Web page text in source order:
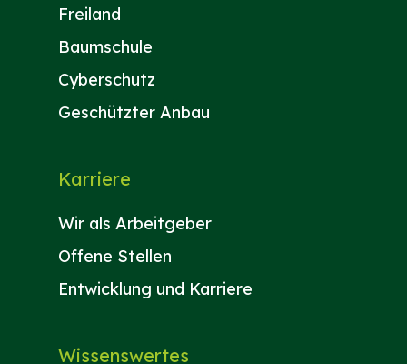
Freiland
Baumschule
Cyberschutz
Geschützter Anbau
Karriere
Wir als Arbeitgeber
Offene Stellen
Entwicklung und Karriere
Wissenswertes